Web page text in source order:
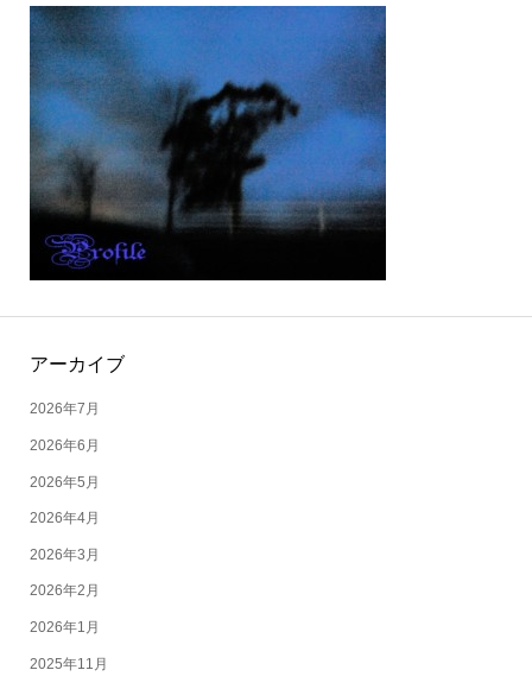
アーカイブ
2026年7月
2026年6月
2026年5月
2026年4月
2026年3月
2026年2月
2026年1月
2025年11月